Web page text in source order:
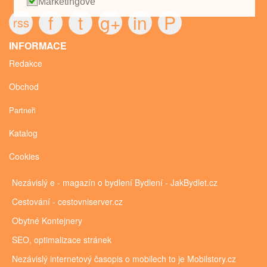
rss f t g+ in P
INFORMACE
Redakce
Obchod
Partneři
Katalog
Cookies
Nezávislý e - magazín o bydlení Bydlení - JakBydlet.cz
Cestování - cestovniserver.cz
Obytné Kontejnery
SEO, optimalizace stránek
Nezávislý internetový časopis o mobilech to je Mobilstory.cz